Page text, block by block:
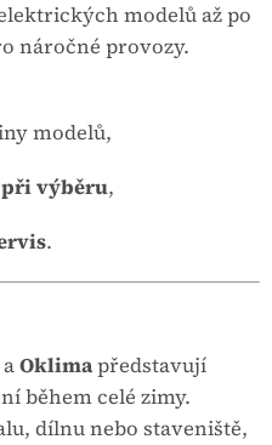
modelů až po
náročné provozy.
modelů,
výběru,
.
aOklimapředstavují
během celé zimy.
dílnu nebo staveniště,